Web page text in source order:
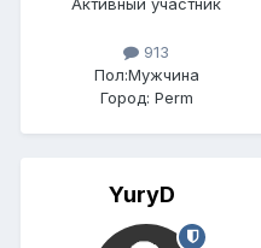
Активный участник
913
Пол:Мужчина
Город: Perm
YuryD